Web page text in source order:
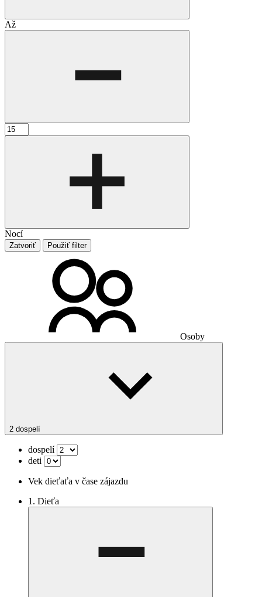
Až
Nocí
Zatvoriť Použiť filter
Osoby
2 dospelí
dospelí
deti
Vek dieťaťa v čase zájazdu
1. Dieťa